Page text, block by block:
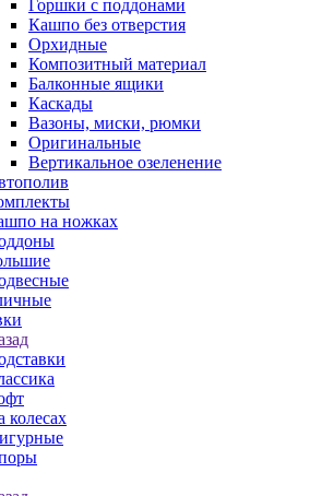
Горшки с поддонами
Кашпо без отверстия
Орхидные
Композитный материал
Балконные ящики
Каскады
Вазоны, миски, рюмки
Оригинальные
Вертикальное озеленение
на ножках
колесах